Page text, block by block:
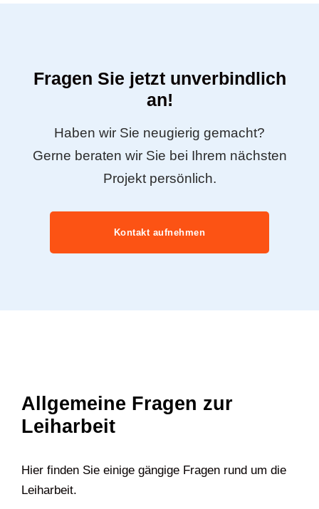
Fragen Sie jetzt unverbindlich
an!
Haben wir Sie neugierig gemacht?
Gerne beraten wir Sie bei Ihrem nächsten
Projekt persönlich.
Kontakt aufnehmen
Allgemeine Fragen zur
Leiharbeit
Hier finden Sie einige gängige Fragen rund um die
Leiharbeit.